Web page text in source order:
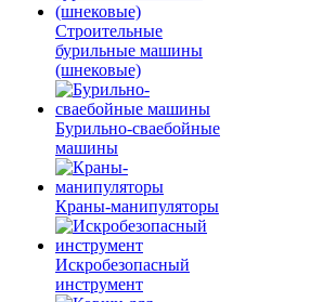
Строительные
бурильные машины
(шнековые)
Бурильно-сваебойные
машины
Краны-манипуляторы
Искробезопасный
инструмент